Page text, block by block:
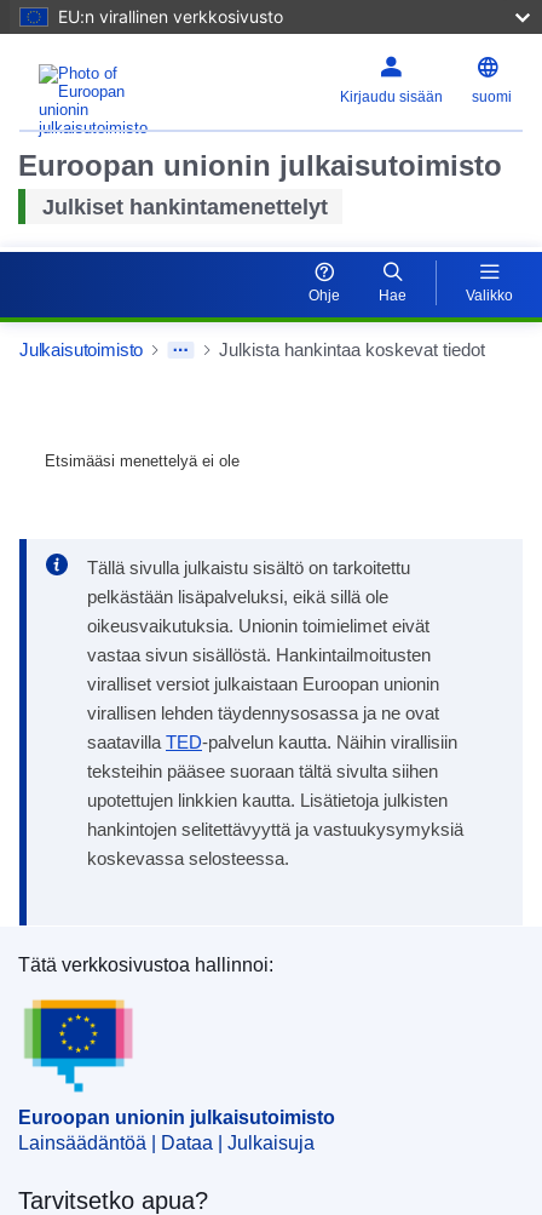
EU:n virallinen verkkosivusto
Kirjaudu sisään suomi
Euroopan unionin julkaisutoimisto
Julkiset hankintamenettelyt
Ohje Hae Valikko
Julkaisutoimisto Julkista hankintaa koskevat tiedot
Etsimääsi menettelyä ei ole
Tällä sivulla julkaistu sisältö on tarkoitettu
pelkästään lisäpalveluksi, eikä sillä ole
oikeusvaikutuksia. Unionin toimielimet eivät
vastaa sivun sisällöstä. Hankintailmoitusten
viralliset versiot julkaistaan Euroopan unionin
virallisen lehden täydennysosassa ja ne ovat
saatavilla TED-palvelun kautta. Näihin virallisiin
teksteihin pääsee suoraan tältä sivulta siihen
upotettujen linkkien kautta. Lisätietoja julkisten
hankintojen selitettävyyttä ja vastuukysymyksiä
koskevassa selosteessa.
Euroopan unionin julkaisutoimisto
Tätä verkkosivustoa hallinnoi:
Euroopan unionin julkaisutoimisto
Lainsäädäntöä | Dataa | Julkaisuja
Tarvitsetko apua?